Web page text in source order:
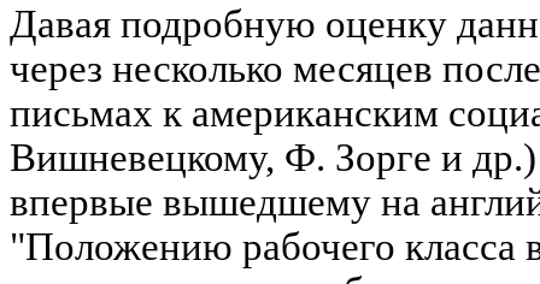
Давая подробную оценку
через несколько месяцев
письмах к американским
Вишневецкому, Ф. Зорге и
впервые вышедшему на
"Положению рабочего класса